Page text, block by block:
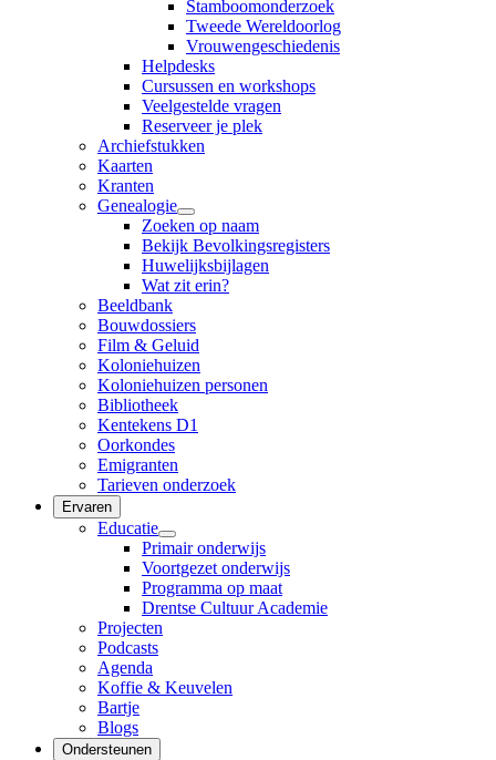
Stamboomonderzoek
Tweede Wereldoorlog
Vrouwengeschiedenis
Helpdesks
Cursussen en workshops
Veelgestelde vragen
Reserveer je plek
Archiefstukken
Kaarten
Kranten
Genealogie
Zoeken op naam
Bekijk Bevolkingsregisters
Huwelijksbijlagen
Wat zit erin?
Beeldbank
Bouwdossiers
Film & Geluid
Koloniehuizen
Koloniehuizen personen
Bibliotheek
Kentekens D1
Oorkondes
Emigranten
Tarieven onderzoek
Ervaren
Educatie
Primair onderwijs
Voortgezet onderwijs
Programma op maat
Drentse Cultuur Academie
Projecten
Podcasts
Agenda
Koffie & Keuvelen
Bartje
Blogs
Ondersteunen